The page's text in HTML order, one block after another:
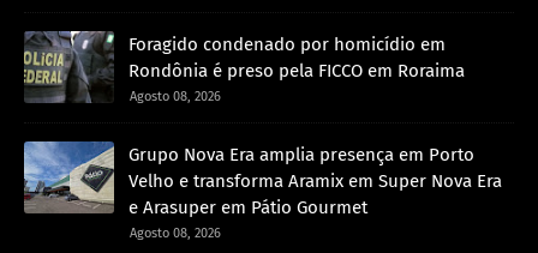
Foragido condenado por homicídio em
Rondônia é preso pela FICCO em Roraima
Agosto 08, 2026
Grupo Nova Era amplia presença em Porto
Velho e transforma Aramix em Super Nova Era
e Arasuper em Pátio Gourmet
Agosto 08, 2026